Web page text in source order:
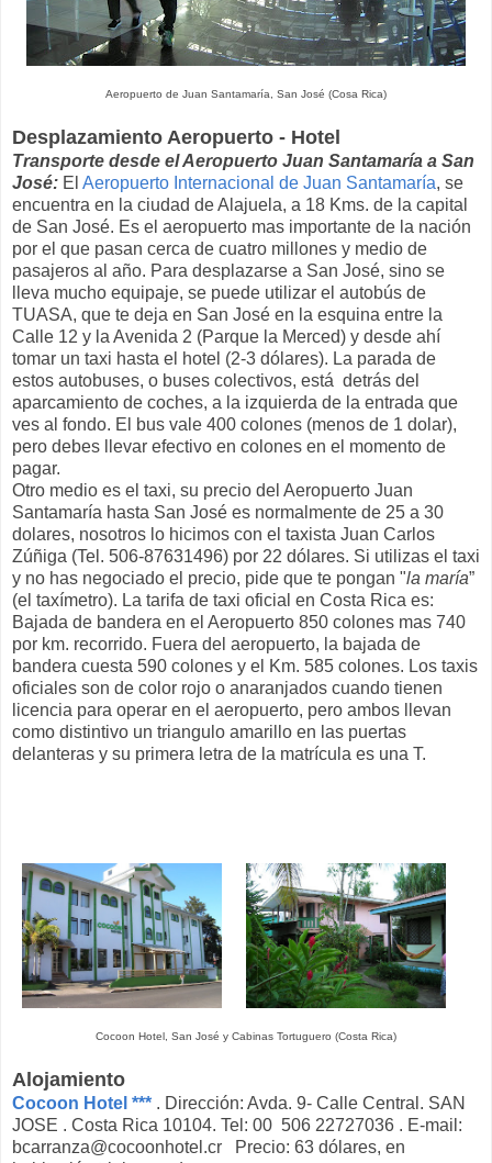
Aeropuerto de Juan Santamaría, San José (Cosa Rica)
Desplazamiento Aeropuerto - Hotel
Transporte desde el Aeropuerto Juan Santamaría a San
José: El Aeropuerto Internacional de Juan Santamaría, se
encuentra en la ciudad de Alajuela, a 18 Kms. de la capital
de San José. Es el aeropuerto mas importante de la nación
por el que pasan cerca de cuatro millones y medio de
pasajeros al año. Para desplazarse a San José, sino se
lleva mucho equipaje, se puede utilizar el autobús de
TUASA, que te deja en San José en la esquina entre la
Calle 12 y la Avenida 2 (Parque la Merced) y desde ahí
tomar un taxi hasta el hotel (2-3 dólares). La parada de
estos autobuses, o buses colectivos, está detrás del
aparcamiento de coches, a la izquierda de la entrada que
ves al fondo. El bus vale 400 colones (menos de 1 dolar),
pero debes llevar efectivo en colones en el momento de
pagar.
Otro medio es el taxi, su precio del Aeropuerto Juan
Santamaría hasta San José es normalmente de 25 a 30
dolares, nosotros lo hicimos con el taxista Juan Carlos
Zúñiga (Tel. 506-87631496) por 22 dólares. Si utilizas el taxi
y no has negociado el precio, pide que te pongan "la maría”
(el taxímetro). La tarifa de taxi oficial en Costa Rica es:
Bajada de bandera en el Aeropuerto 850 colones mas 740
por km. recorrido. Fuera del aeropuerto, la bajada de
bandera cuesta 590 colones y el Km. 585 colones. Los taxis
oficiales son de color rojo o anaranjados cuando tienen
licencia para operar en el aeropuerto, pero ambos llevan
como distintivo un triangulo amarillo en las puertas
delanteras y su primera letra de la matrícula es una T.
Cocoon Hotel, San José y Cabinas Tortuguero (Costa Rica)
Alojamiento
Cocoon Hotel *** . Dirección: Avda. 9- Calle Central. SAN
JOSE . Costa Rica 10104. Tel: 00 506 22727036 . E-mail:
bcarranza@cocoonhotel.cr Precio: 63 dólares, en